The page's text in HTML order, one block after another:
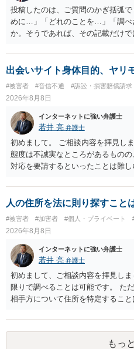
投稿したのは、ご質問のかぎ括弧
めに…」「どれのことを…」「調べ
か。そうであれば、その記載だけ
ただ、「328が名誉毀損、偽計業務
る法律違反に該当するといわれ」
ていない何らかの背景事情があれ
ん。公開の場で詳細を投稿すること
士へ直接相談した方がよいでしょう
出会いサイト身体目的、ヤリ
#被害者 #音信不通 #訴訟・損害賠償請求
2026年8月8日
インターネットに強い弁護士
若井 亮 弁護士
初めまして。 ご相談内容を拝見し
態度は不誠実なところがあるもの
対応を要請するといったことは難
人の住所を法に則り探すこと
#被害者 #加害者 #個人・プライベート
2026年8月8日
インターネットに強い弁護士
若井 亮 弁護士
初めまして、ご相談内容を拝見し
限りで調べることは可能です。 た
相手方について住所を特定すること
もっ